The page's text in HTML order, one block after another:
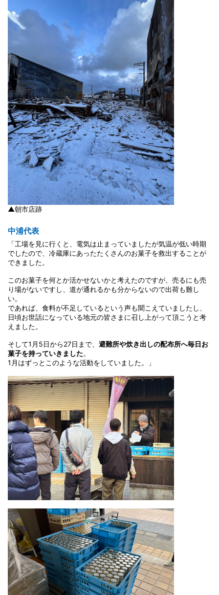
▲朝市店跡
中浦代表
「工場を見に行くと、電気は止まっていましたが気温が低い時期
でしたので、冷蔵庫にあったたくさんのお菓子を救出することが
できました。
このお菓子を何とか活かせないかと考えたのですが、売るにも売
り場がないですし、道が通れるかも分からないので出荷も難し
い。
であれば、食料が不足しているという声も聞こえていましたし、
日頃お世話になっている地元の皆さまに召し上がって頂こうと考
えました。
そして1月5日から27日まで、 避難所や炊き出しの配布所へ毎日お
菓子を持っていきました。
1月はずっとこのような活動をしていました。」